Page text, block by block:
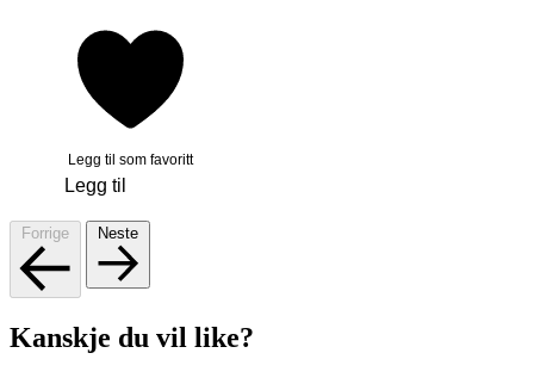
Legg til som favoritt
Legg til
Forrige Neste
Kanskje du vil like?